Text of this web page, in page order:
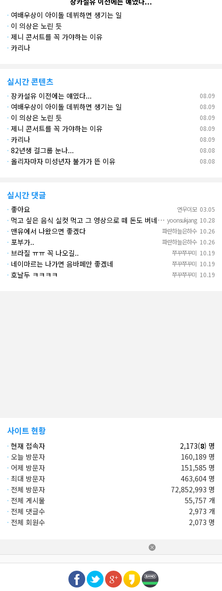
×
· 여배우상이 아이돌 데뷔하면 생기는 일
· 이 의상은 노린 듯
· 제니 콘서트를 꼭 가야하는 이유
· 카리나
실시간 콘텐츠
08.09
· 장카설유 이전에는 얘였다...
08.09
· 여배우상이 아이돌 데뷔하면 생기는 일
08.09
· 이 의상은 노린 듯
08.09
· 제니 콘서트를 꼭 가야하는 이유
08.09
· 카리나
08.08
· 82년생 걸그룹 눈나...
08.08
· 올리자마자 미성년자 불가가 뜬 이유
실시간 댓글
연우이모 03.05
· 좋아요
yoonsukjang 10.28
· 먹고 싶은 음식 실컷 먹고 그 영상으로 떼 돈도 버네 ㄷㄷ. 하고 싶은 것만 하고 부자되네.
파란하늘은하수 10.26
· 맨유에서 나왔으면 좋겠다
파란하늘은하수 10.26
· 포부가..
쭈꾸쭈꾸미 10.19
· 브라질 ㅠㅠ 꼭 나오길..
쭈꾸쭈꾸미 10.19
· 네이마르는 나가면 음바페만 좋겠네
쭈꾸쭈꾸미 10.19
· 호날두 ㅋㅋㅋㅋ
사이트 현황
· 현재 접속자 2,173(8) 명
· 오늘 방문자
160,189 명
· 어제 방문자
151,585 명
· 최대 방문자
463,604 명
· 전체 방문자
72,852,993 명
· 전체 게시물
55,757 개
· 전체 댓글수
2,973 개
· 전체 회원수 2,073 명